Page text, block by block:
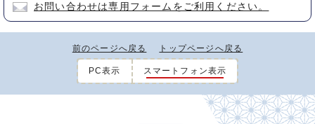
お問い合わせは専用フォームをご利用ください。
前のページへ戻る トップページへ戻る
PC表示 スマートフォン表示